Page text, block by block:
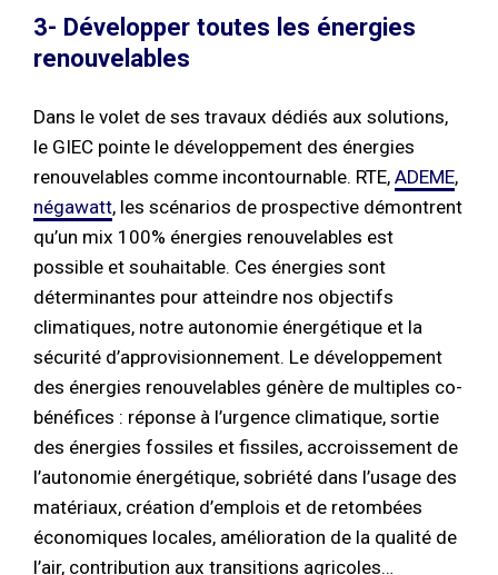
3- Développer toutes les énergies
renouvelables
Dans le volet de ses travaux dédiés aux solutions,
le GIEC pointe le développement des énergies
renouvelables comme incontournable. RTE, ADEME,
négawatt, les scénarios de prospective démontrent
qu’un mix 100% énergies renouvelables est
possible et souhaitable. Ces énergies sont
déterminantes pour atteindre nos objectifs
climatiques, notre autonomie énergétique et la
sécurité d’approvisionnement. Le développement
des énergies renouvelables génère de multiples co-
bénéfices : réponse à l’urgence climatique, sortie
des énergies fossiles et fissiles, accroissement de
l’autonomie énergétique, sobriété dans l’usage des
matériaux, création d’emplois et de retombées
économiques locales, amélioration de la qualité de
l’air, contribution aux transitions agricoles…